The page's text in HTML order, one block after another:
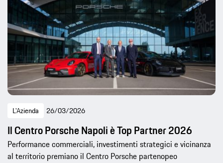
L'Azienda 26/03/2026
Il Centro Porsche Napoli è Top Partner 2026
Performance commerciali, investimenti strategici e vicinanza
al territorio premiano il Centro Porsche partenopeo